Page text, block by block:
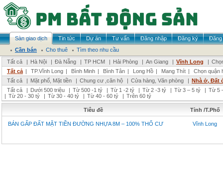
Sàn giao dịch Tin tức Dự án Tư vấn Đăng nhập Đăng ký
Đăng
Cần bán
Cho thuê
Tìm theo nhu cầu
Tất cả
| Hà Nội | Đà Nẵng | TP HCM | Hải Phòng | An Giang | Vĩnh Long |
Tất cả | TP.Vĩnh Long | Bình Minh | Bình Tân | Long Hồ | Mang Thít |
Chọn quận
Tất cả
| Mặt phố, Mặt tiền | Chung cư ,căn hộ | Cửa hàng, Văn phòng | Nhà ở, Đất
Tất cả
| Dưới 500 triệu | Từ 500 -1 tỷ | Từ 1 -2 tỷ | Từ 2 -3 tỷ | Từ 3 – 5 tỷ | Từ 5
| Từ 20 - 30 tỷ | Từ 30 - 40 tỷ | Từ 40 - 60 tỷ | Trên 60 tỷ
Tiêu đề Tỉnh /T.Phố
BÁN GẤP ĐẤT MẶT TIỀN ĐƯỜNG NHỰA 8M – 100% THỔ CƯ Vĩnh Long